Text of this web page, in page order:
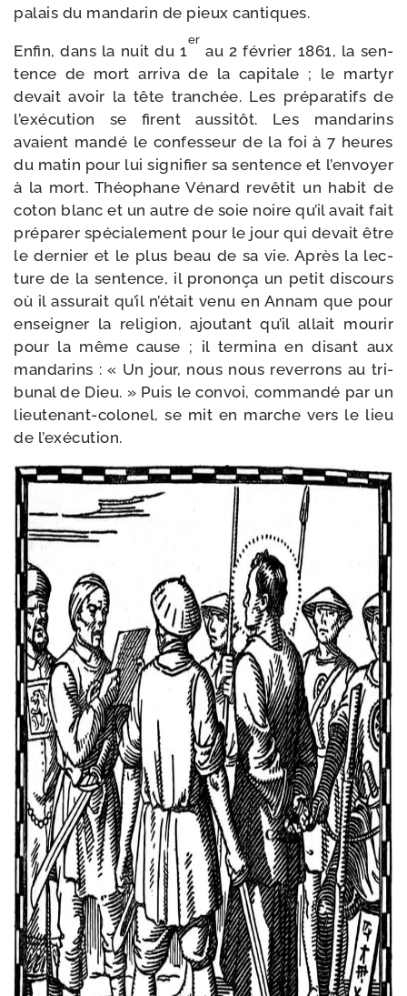
palais du man­da­rin de pieux cantiques.
Enfin, dans la nuit du 1
er
au 2 février 1861, la sen­
tence de mort arri­va de la capi­tale ; le mar­tyr
devait avoir la tête tran­chée. Les pré­pa­ra­tifs de
l’exécution se firent aus­si­tôt. Les man­da­rins
avaient man­dé le confes­seur de la foi à 7 heures
du matin pour lui signi­fier sa sen­tence et l’envoyer
à la mort. Théophane Vénard revê­tit un habit de
coton blanc et un autre de soie noire qu’il avait fait
pré­pa­rer spé­cia­le­ment pour le jour qui devait être
le der­nier et le plus beau de sa vie. Après la lec­
ture de la sen­tence, il pro­non­ça un petit dis­cours
où il assu­rait qu’il n’était venu en Annam que pour
ensei­gner la reli­gion, ajou­tant qu’il allait mou­rir
pour la même cause ; il ter­mi­na en disant aux
man­da­rins : « Un jour, nous nous rever­rons au tri­
bu­nal de Dieu. » Puis le convoi, com­man­dé par un
lieutenant-​colonel, se mit en marche vers le lieu
de l’exécution.